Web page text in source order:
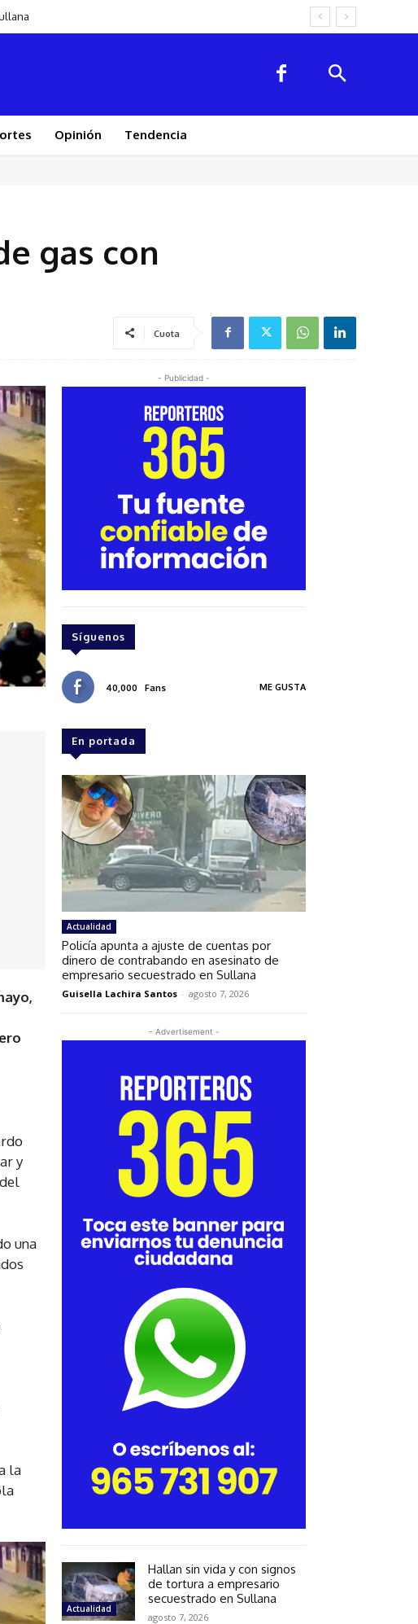
Opinión Tendencia
gas con
Cuota
y
una
la
- Publicidad -
Síguenos
40,000 Fans ME GUSTA
En portada
Actualidad
Policía apunta a ajuste de cuentas por
dinero de contrabando en asesinato de
empresario secuestrado en Sullana
Guisella Lachira Santos - agosto 7, 2026
- Advertisement -
Actualidad
Hallan sin vida y con signos
de tortura a empresario
secuestrado en Sullana
agosto 7, 2026